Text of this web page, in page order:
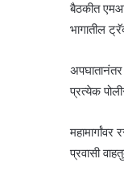
बैठकीत
भागातील
अपघातानंतर
प्रत्येक
प्रवासी